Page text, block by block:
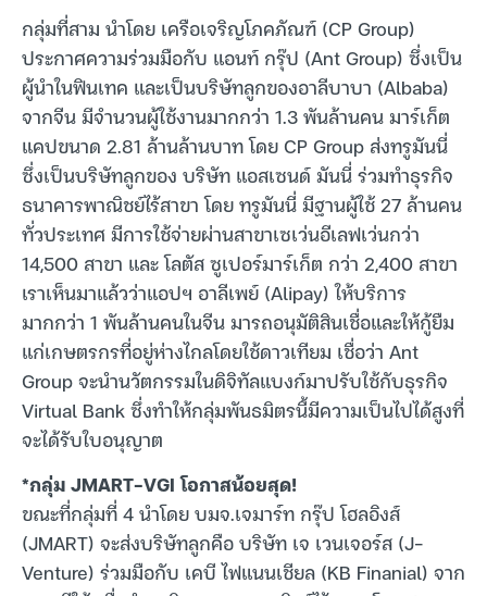
กลุ่มที่สาม นำโดย เครือเจริญโภคภัณฑ์ (CP Group)
ประกาศความร่วมมือกับ แอนท์ กรุ๊ป (Ant Group) ซึ่งเป็น
ผู้นำในฟินเทค และเป็นบริษัทลูกของอาลีบาบา (Albaba)
จากจีน มีจำนวนผู้ใช้งานมากกว่า 1.3 พันล้านคน มาร์เก็ต
แคปขนาด 2.81 ล้านล้านบาท โดย CP Group ส่งทรูมันนี่
ซึ่งเป็นบริษัทลูกของ บริษัท แอสเซนด์ มันนี่ ร่วมทำธุรกิจ
ธนาคารพาณิชย์ไร้สาขา โดย ทรูมันนี่ มีฐานผู้ใช้ 27 ล้านคน
ทั่วประเทศ มีการใช้จ่ายผ่านสาขาเซเว่นอีเลฟเว่นกว่า
14,500 สาขา และ โลตัส ซูเปอร์มาร์เก็ต กว่า 2,400 สาขา
เราเห็นมาแล้วว่าแอปฯ อาลีเพย์ (Alipay) ให้บริการ
มากกว่า 1 พันล้านคนในจีน มารถอนุมัติสินเชื่อและให้กู้ยืม
แก่เกษตรกรที่อยู่ห่างไกลโดยใช้ดาวเทียม เชื่อว่า Ant
Group จะนำนวัตกรรมในดิจิทัลแบงก์มาปรับใช้กับธุรกิจ
Virtual Bank ซึ่งทำให้กลุ่มพันธมิตรนี้มีความเป็นไปได้สูงที่
จะได้รับใบอนุญาต
*กลุ่ม JMART-VGI โอกาสน้อยสุด!
ขณะที่กลุ่มที่ 4 นำโดย บมจ.เจมาร์ท กรุ๊ป โฮลอิงส์
(JMART) จะส่งบริษัทลูกคือ บริษัท เจ เวนเจอร์ส (J-
Venture) ร่วมมือกับ เคบี ไฟแนนเชียล (KB Finanial) จาก